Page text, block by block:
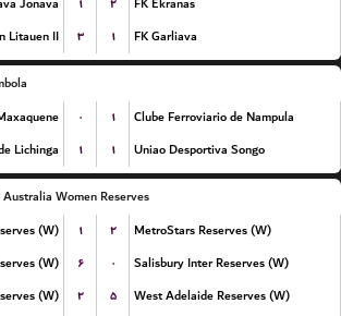
Litauen II
۳ ۱ FK Garliava
۰ ۱
Clube Ferroviario de Nampula
Lichinga
۱ ۱ Uniao Desportiva Songo
Women Reserves
(W)
۱ ۲
MetroStars Reserves (W)
(W)
۶ ۰
Salisbury Inter Reserves (W)
(W)
۲ ۵
West Adelaide Reserves (W)